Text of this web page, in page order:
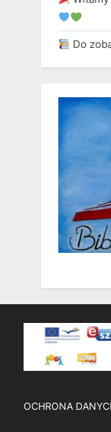
Do
OCHRONA